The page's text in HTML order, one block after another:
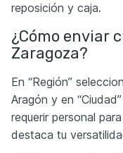
reposición y caja.
¿Cómo enviar
Zaragoza?
En “Región”
Aragón y en
requerir personal
destaca tu